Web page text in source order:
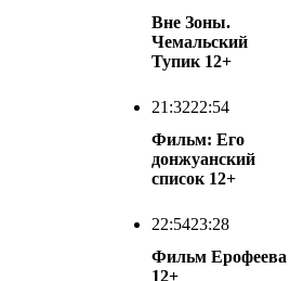
Вне Зоны.
Чемальский
Тупик 12+
21:3222:54
Фильм: Его
донжуанский
список 12+
22:5423:28
Фильм Ерофеева
12+